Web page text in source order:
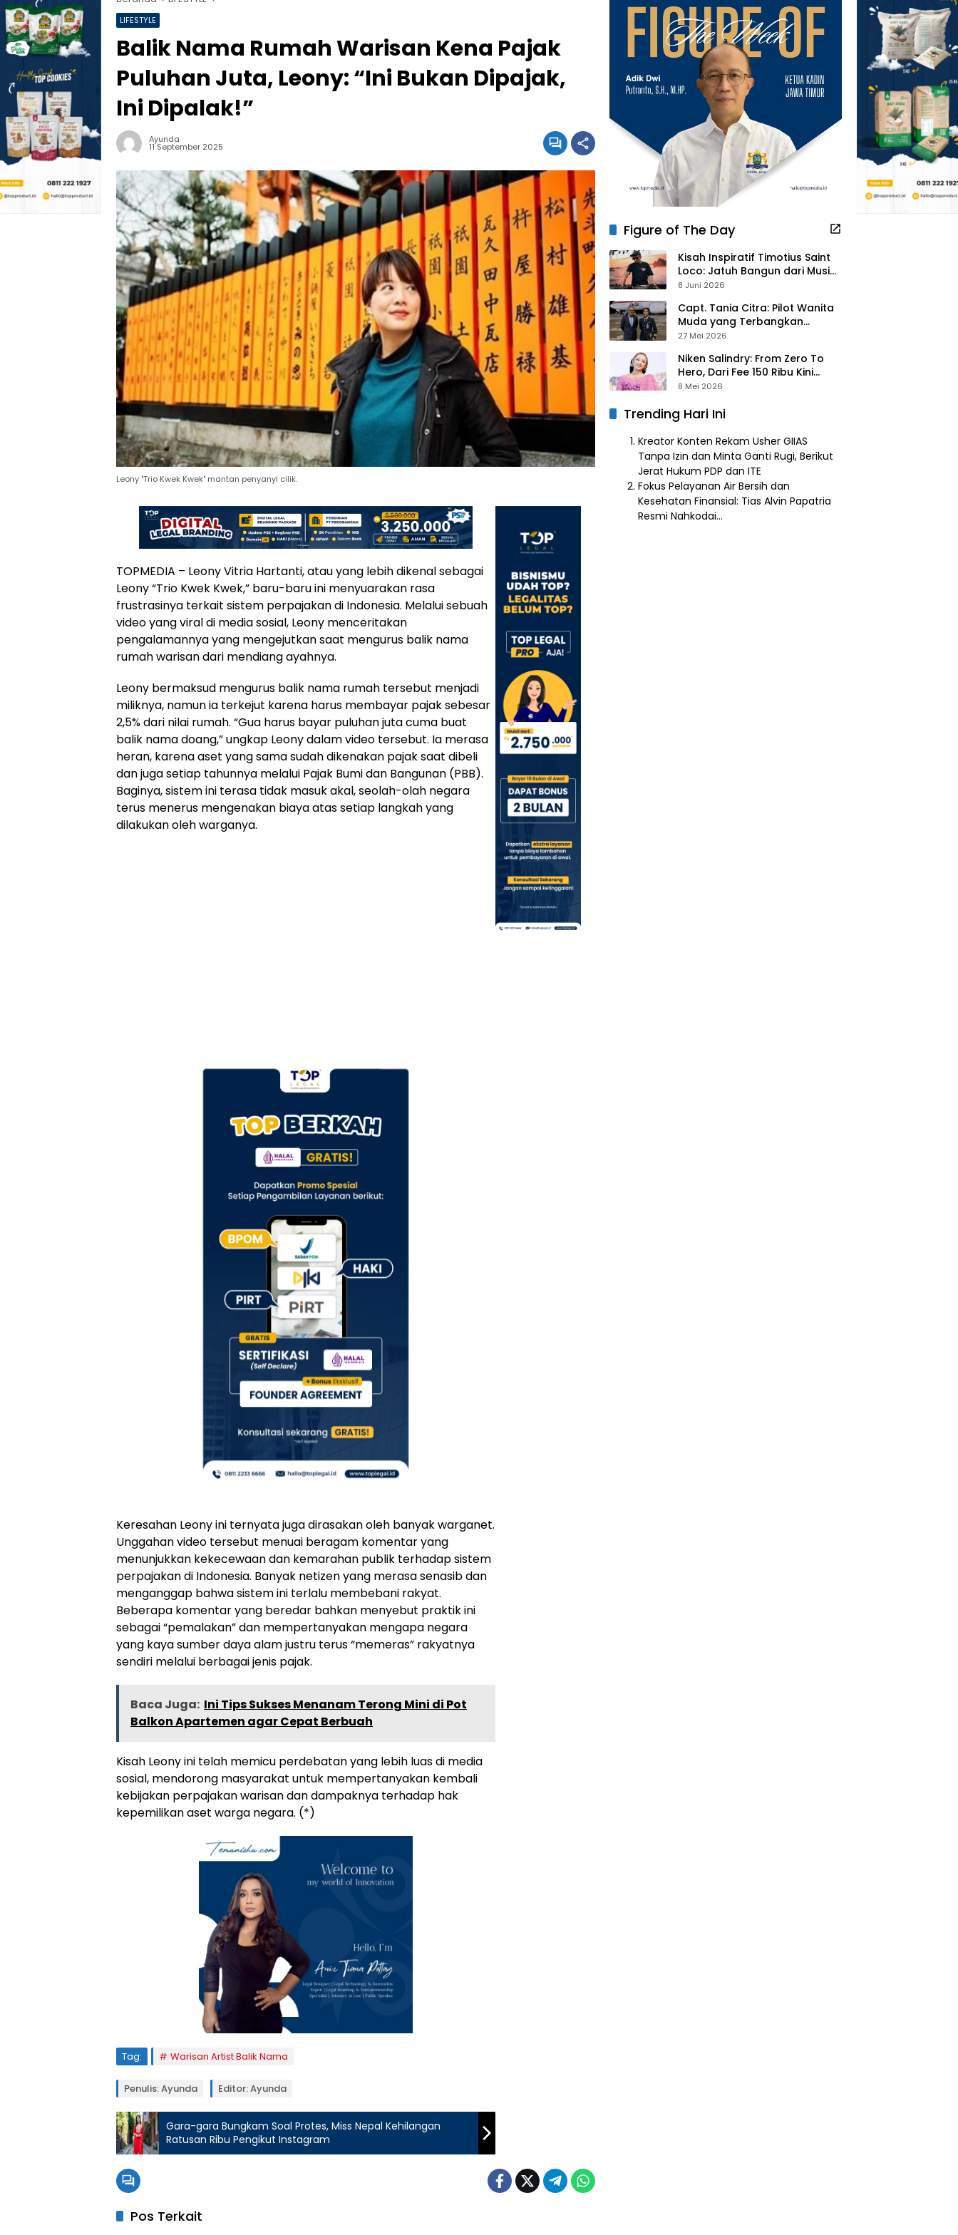
LIFESTYLE
Balik Nama Rumah Warisan Kena Pajak
Puluhan Juta, Leony: “Ini Bukan Dipajak,
Ini Dipalak!”
Ayunda
11 September 2025
Leony "Trio Kwek Kwek" mantan penyanyi cilik.
TOPMEDIA – Leony Vitria Hartanti, atau yang lebih dikenal sebagai
Leony “Trio Kwek Kwek,” baru-baru ini menyuarakan rasa
frustrasinya terkait sistem perpajakan di Indonesia. Melalui sebuah
video yang viral di media sosial, Leony menceritakan
pengalamannya yang mengejutkan saat mengurus balik nama
rumah warisan dari mendiang ayahnya.
Leony bermaksud mengurus balik nama rumah tersebut menjadi
miliknya, namun ia terkejut karena harus membayar pajak sebesar
2,5% dari nilai rumah. “Gua harus bayar puluhan juta cuma buat
balik nama doang,” ungkap Leony dalam video tersebut. Ia merasa
heran, karena aset yang sama sudah dikenakan pajak saat dibeli
dan juga setiap tahunnya melalui Pajak Bumi dan Bangunan (PBB).
Baginya, sistem ini terasa tidak masuk akal, seolah-olah negara
terus menerus mengenakan biaya atas setiap langkah yang
dilakukan oleh warganya.
Keresahan Leony ini ternyata juga dirasakan oleh banyak warganet.
Unggahan video tersebut menuai beragam komentar yang
menunjukkan kekecewaan dan kemarahan publik terhadap sistem
perpajakan di Indonesia. Banyak netizen yang merasa senasib dan
menganggap bahwa sistem ini terlalu membebani rakyat.
Beberapa komentar yang beredar bahkan menyebut praktik ini
sebagai “pemalakan” dan mempertanyakan mengapa negara
yang kaya sumber daya alam justru terus “memeras” rakyatnya
sendiri melalui berbagai jenis pajak.
Baca Juga: Ini Tips Sukses Menanam Terong Mini di Pot
Balkon Apartemen agar Cepat Berbuah
Kisah Leony ini telah memicu perdebatan yang lebih luas di media
sosial, mendorong masyarakat untuk mempertanyakan kembali
kebijakan perpajakan warisan dan dampaknya terhadap hak
kepemilikan aset warga negara. (*)
Tag: Warisan Artist Balik Nama
Penulis: Ayunda Editor: Ayunda
Gara-gara Bungkam Soal Protes, Miss Nepal Kehilangan
Ratusan Ribu Pengikut Instagram
Pos Terkait
Figure of The Day
Kisah Inspiratif Timotius Saint
Loco: Jatuh Bangun dari Musik,
Pelayanan Pastor, hingga
8 Juni 2026
Capt. Tania Citra: Pilot Wanita
Muda yang Terbangkan
Pesawat Presiden Prabowo ke
27 Mei 2026
Niken Salindry: From Zero To
Hero, Dari Fee 150 Ribu Kini
Punya Aset Miliaran
8 Mei 2026
Trending Hari Ini
Kreator Konten Rekam Usher GIIAS
Tanpa Izin dan Minta Ganti Rugi, Berikut
Jerat Hukum PDP dan ITE
Fokus Pelayanan Air Bersih dan
Kesehatan Finansial: Tias Alvin Papatria
Resmi Nahkodai…